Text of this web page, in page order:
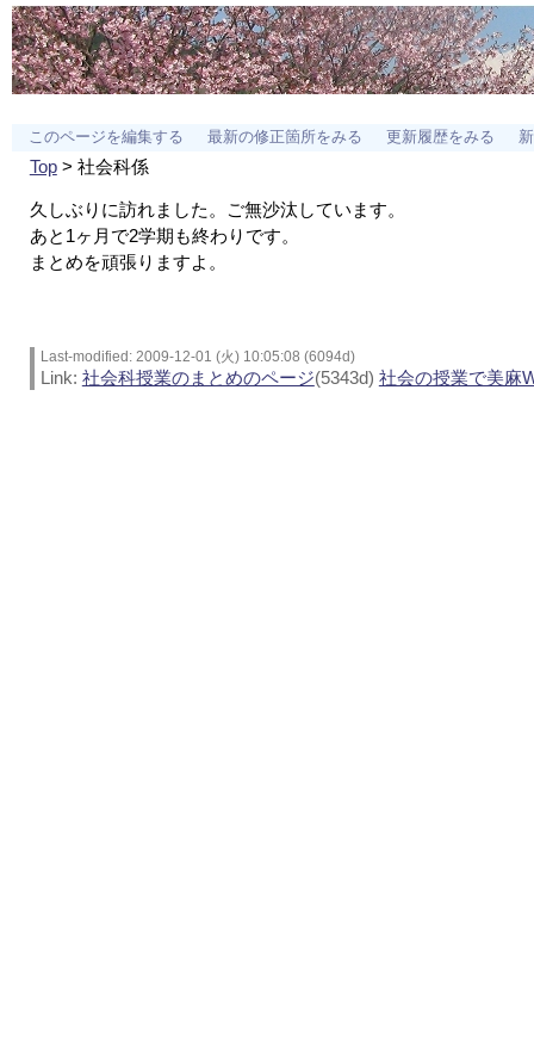
このページを編集する 最新の修正箇所をみる 更新履歴をみる
Top> 社会科係
久しぶりに訪れました。ご無沙汰しています。
あと1ヶ月で2学期も終わりです。
まとめを頑張りますよ。
Last-modified: 2009-12-01 (火) 10:05:08 (6094d)
Link: 社会科授業のまとめのページ(5343d) 社会の授業で美麻